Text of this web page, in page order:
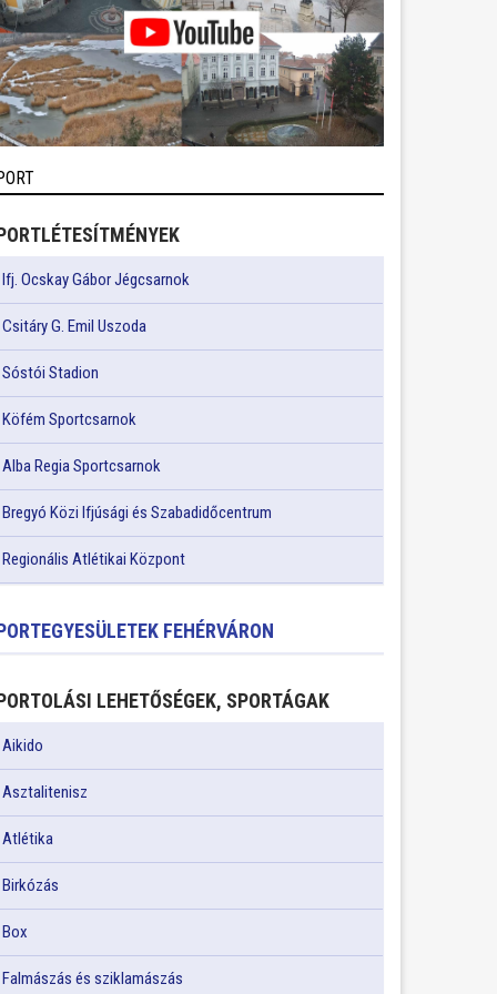
Ifj. Ocskay Gábor Jégcsarnok
Csitáry G. Emil Uszoda
Sóstói Stadion
Köfém Sportcsarnok
Alba Regia Sportcsarnok
Bregyó Közi Ifjúsági és Szabadidőcentrum
Regionális Atlétikai Központ
FEHÉRVÁRON
LEHETŐSÉGEK, SPORTÁGAK
Aikido
Asztalitenisz
Atlétika
Birkózás
Box
Falmászás és sziklamászás